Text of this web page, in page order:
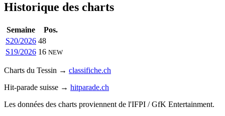
Historique des charts
Semaine
Pos.
S20/2026 48
S19/2026 16 NEW
Charts du Tessin → classifiche.ch
Hit-parade suisse → hitparade.ch
Les données des charts proviennent de l'IFPI / GfK Entertainment.